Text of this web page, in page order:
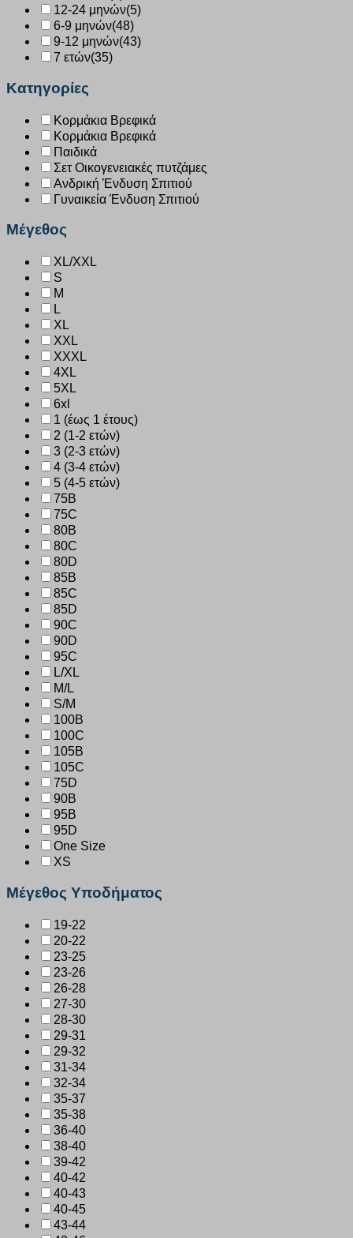
12-24 μηνών(5)
6-9 μηνών(48)
9-12 μηνών(43)
7 ετών(35)
Κατηγορίες
Κορμάκια Βρεφικά
Κορμάκια Βρεφικά
Παιδικά
Σετ Οικογενειακές πυτζάμες
Ανδρική Ένδυση Σπιτιού
Γυναικεία Ένδυση Σπιτιού
Μέγεθος
XL/XXL
S
M
L
XL
XXL
XXXL
4XL
5XL
6xl
1 (έως 1 έτους)
2 (1-2 ετών)
3 (2-3 ετών)
4 (3-4 ετών)
5 (4-5 ετών)
75B
75C
80B
80C
80D
85B
85C
85D
90C
90D
95C
L/XL
M/L
S/M
100B
100C
105B
105C
75D
90B
95B
95D
One Size
XS
Μέγεθος Υποδήματος
19-22
20-22
23-25
23-26
26-28
27-30
28-30
29-31
29-32
31-34
32-34
35-37
35-38
36-40
38-40
39-42
40-42
40-43
40-45
43-44